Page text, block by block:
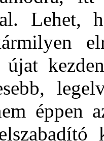
Lehet,
éppen